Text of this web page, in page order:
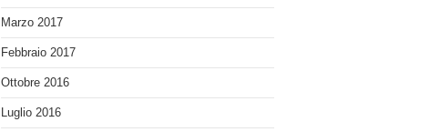
Marzo 2017
Febbraio 2017
Ottobre 2016
Luglio 2016